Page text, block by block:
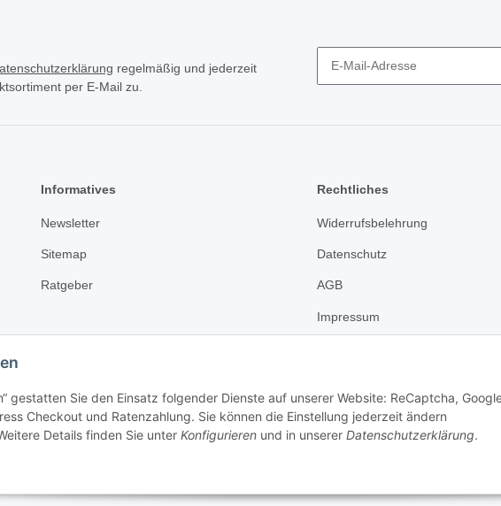
gestatten Sie den Einsatz folgender Dienste auf unserer Website: ReCaptcha,
Checkout und Ratenzahlung. Sie können die Einstellung jederzeit ändern
Details finden Sie unter Konfigurieren und in unserer Datenschutzerklärung.
regelmäßig und jederzeit
per E-Mail zu.
Informatives
Newsletter
Sitemap
Ratgeber
Rechtliches
Widerrufsbelehrung
Datenschutz
AGB
Impressum